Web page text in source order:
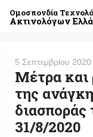
Ομοσπονδία
Ακτινολόγων
5 Σεπτεμβρίου 2020
Μέτρα και
της
31/8/2020